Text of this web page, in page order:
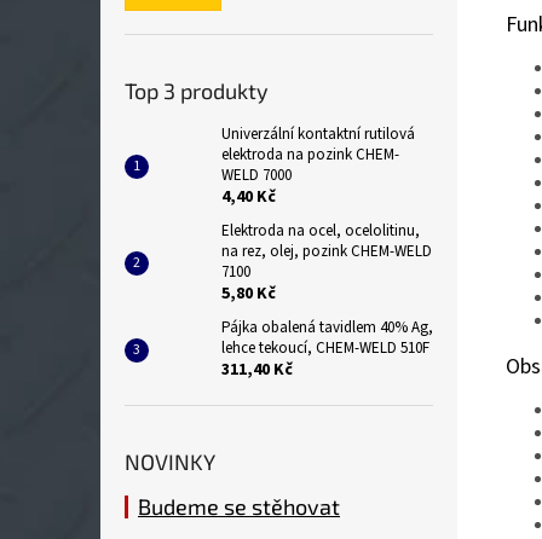
Top 3 produkty
Univerzální kontaktní rutilová
elektroda na pozink CHEM-
WELD 7000
4,40 Kč
Elektroda na ocel, ocelolitinu,
na rez, olej, pozink CHEM-WELD
7100
5,80 Kč
Pájka obalená tavidlem 40% Ag,
lehce tekoucí, CHEM-WELD 510F
311,40 Kč
NOVINKY
Budeme se stěhovat